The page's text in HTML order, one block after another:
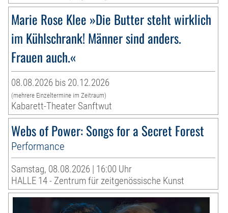
Marie Rose Klee »Die Butter steht wirklich
im Kühlschrank! Männer sind anders.
Frauen auch.«
08.08.2026 bis 20.12.2026
(mehrere Einzeltermine im Zeitraum)
Kabarett-Theater Sanftwut
Webs of Power: Songs for a Secret Forest
Performance
Samstag, 08.08.2026 | 16:00 Uhr
HALLE 14 - Zentrum für zeitgenössische Kunst